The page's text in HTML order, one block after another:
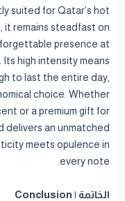
suited for Qatar’s hot
it remains steadfast on
presence at
high intensity means
to last the entire day,
choice. Whether
or a premium gift for
delivers an unmatched
meets opulence in
every note.
الخاتمة | Conclusion